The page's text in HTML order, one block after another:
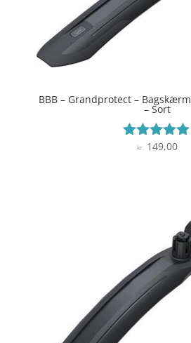
BBB – Grandprotect –
– Sort
Vurderet
kr.149,00